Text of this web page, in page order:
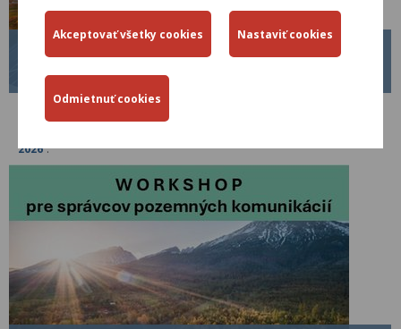
BECEP 2026
26.03.2026
uskutoční pod záštitou ministra dopravy 19. ročník konferencie s
2026“.